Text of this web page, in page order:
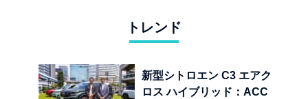
トレンド
新型シトロエン C3 エアク
ロス ハイブリッド：ACC